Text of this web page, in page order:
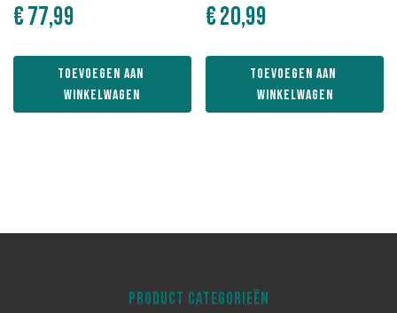
€77,99
Toevoegen aan
winkelwagen
€20,99
Toevoegen aan
winkelwagen
PRODUCT CATEGORIEËN